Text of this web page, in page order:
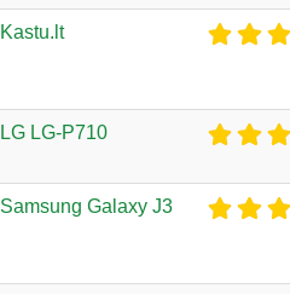
Kastu.lt
LG LG-P710
Samsung Galaxy J3